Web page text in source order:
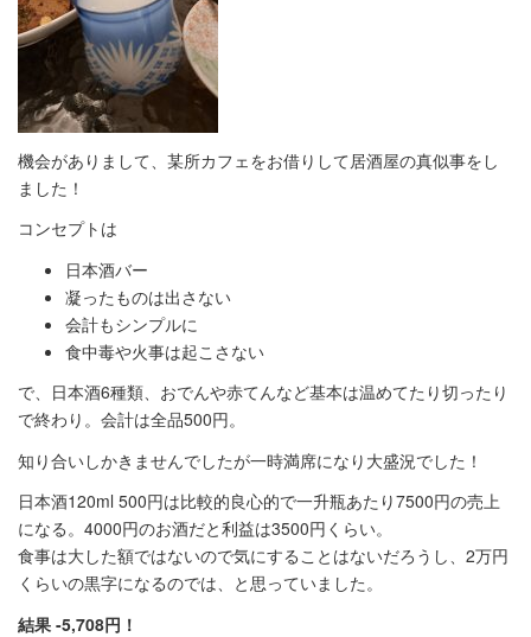
機会がありまして、某所カフェをお借りして居酒屋の真似事をし
ました！
コンセプトは
日本酒バー
凝ったものは出さない
会計もシンプルに
食中毒や火事は起こさない
で、日本酒6種類、おでんや赤てんなど基本は温めてたり切ったり
で終わり。会計は全品500円。
知り合いしかきませんでしたが一時満席になり大盛況でした！
日本酒120ml 500円は比較的良心的で一升瓶あたり7500円の売上
になる。4000円のお酒だと利益は3500円くらい。
食事は大した額ではないので気にすることはないだろうし、2万円
くらいの黒字になるのでは、と思っていました。
結果 -5,708円！